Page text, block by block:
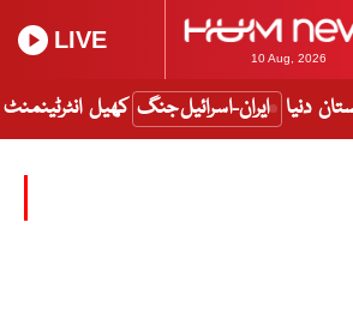
10 Aug, 2026
LIVE
دنیا ایران-اسرائیل جنگ کھیل انٹرٹینمنٹ